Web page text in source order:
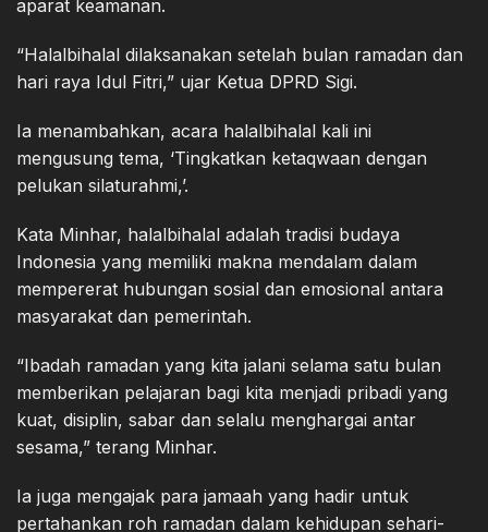
aparat keamanan.
“Halalbihalal dilaksanakan setelah bulan ramadan dan
hari raya Idul Fitri,” ujar Ketua DPRD Sigi.
Ia menambahkan, acara halalbihalal kali ini
mengusung tema, ‘Tingkatkan ketaqwaan dengan
pelukan silaturahmi,’.
Kata Minhar, halalbihalal adalah tradisi budaya
Indonesia yang memiliki makna mendalam dalam
mempererat hubungan sosial dan emosional antara
masyarakat dan pemerintah.
“Ibadah ramadan yang kita jalani selama satu bulan
memberikan pelajaran bagi kita menjadi pribadi yang
kuat, disiplin, sabar dan selalu menghargai antar
sesama,” terang Minhar.
Ia juga mengajak para jamaah yang hadir untuk
pertahankan roh ramadan dalam kehidupan sehari-